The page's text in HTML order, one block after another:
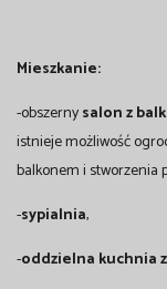
Mieszkanie:
-obszernysalon z
istnieje możliwość
balkonem i stworzenia
-sypialnia,
-oddzielna kuchnia